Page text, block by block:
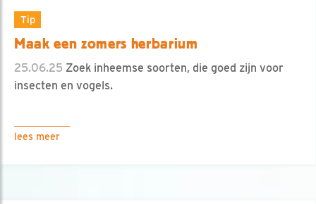
Tip
Maak een zomers herbarium
25.06.25 Zoek inheemse soorten, die goed zijn voor
insecten en vogels.
lees meer